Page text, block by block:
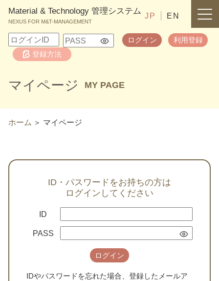
Material & Technology 管理システム
NEXUS FOR M&T-MANAGEMENT
ログイン
利用登録
登録方法
JP EN
マイページ MY PAGE
ホーム マイページ
ID・パスワードをお持ちの方は
ログインしてください
ID
PASS
ログイン
IDやパスワードを忘れた場合、登録したメールア